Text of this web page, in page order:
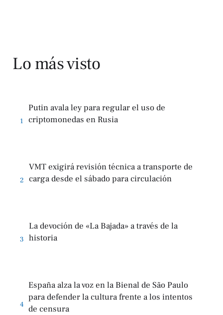
Lo más visto
1
Putin avala ley para regular el uso de
criptomonedas en Rusia
2
VMT exigirá revisión técnica a transporte de
carga desde el sábado para circulación
3
La devoción de «La Bajada» a través de la
historia
4
España alza la voz en la Bienal de São Paulo
para defender la cultura frente a los intentos
de censura